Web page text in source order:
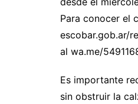
Para conocer el
escobar.gob.ar/
al wa.me/
Es importante
sin obstruir la